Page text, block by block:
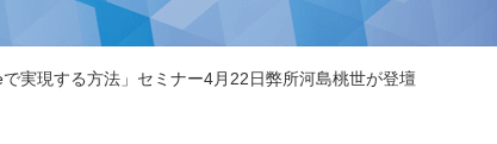
実現する方法」セミナー4月22日弊所河島桃世が登壇